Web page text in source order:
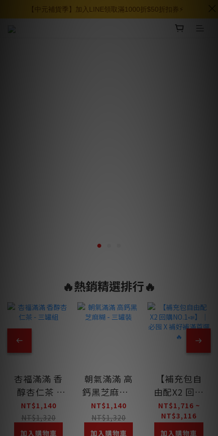
🔥熱銷精選排行🔥
杏福滿滿 香
醇杏仁茶 -
三罐組
NT$1,140
NT$1,320
加入購物車
朝氣滿滿 高
鈣黑芝麻糊 -
三罐裝
NT$1,140
NT$1,320
加入購物車
【補充包自
由配X2 回購
NO.1📣】｜
必囤 X 補好
補滿首選🔥
NT$1,716 ~
NT$3,116
加入購物車
【中元補貨季】加入LINE領取滿1000折$50折扣券⚡️